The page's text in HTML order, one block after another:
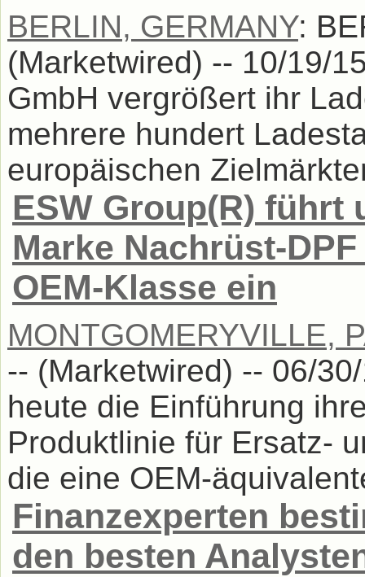
BERLIN, GERMANY:
(Marketwired) -- 10/19/
GmbH vergrößert ihr
mehrere hundert
europäischen
ESW Group(R) führt
Marke Nachrüst-
OEM-Klasse ein
MONTGOMERYVILLE,
-- (Marketwired) -- 06/
heute die Einführung
Produktlinie für Ersatz-
die eine OEM-
Finanzexperten
den besten